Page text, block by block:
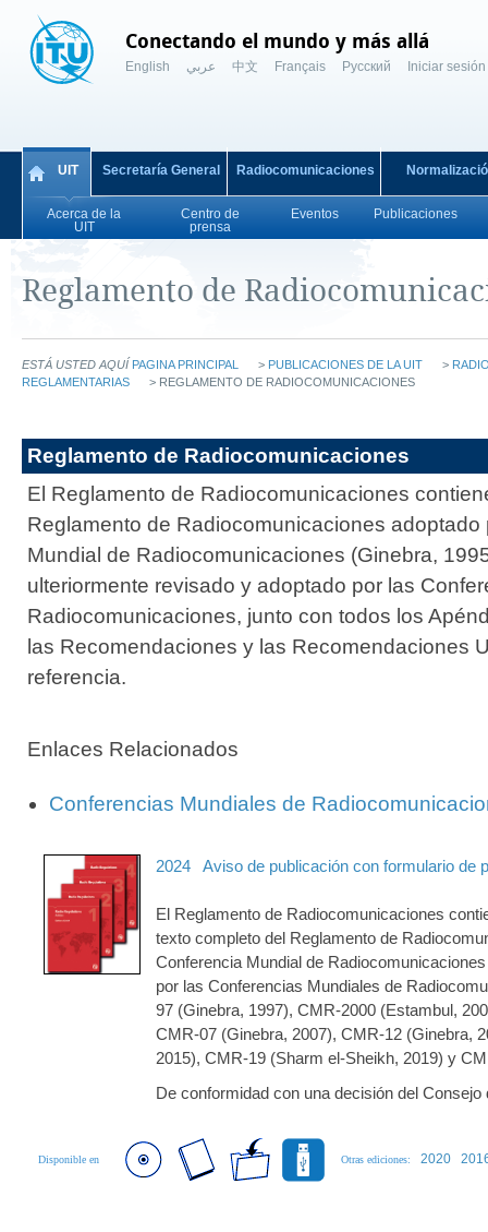
Conectando el mundo y más allá
English عربي 中文 Français Русский Iniciar sesión
UIT
Acerca de la
UIT
Centro de
prensa
Eventos Publicaciones
Secretaría General Radiocomunicaciones
Reglamento de
ESTÁ USTED AQUÍ PAGINA PRINCIPAL > PUBLICACIONES DE LA UIT >
REGLAMENTARIAS
> REGLAMENTO DE RADIOCOMUNICACIONES
Reglamento de Radiocomunicaciones
El Reglamento de Radiocomunicaciones
Reglamento de Radiocomunicaciones adoptado
Mundial de Radiocomunicaciones (Ginebra,
ulteriormente revisado y adoptado por las
Radiocomunicaciones, junto con todos los
las Recomendaciones y las Recomendaciones
referencia.
Enlaces Relacionados
Conferencias Mundiales de
2024 Aviso de publicación con formulario de
El Reglamento de Radiocomunicaciones
texto completo del Reglamento de
Conferencia Mundial de
por las Conferencias Mundiales de
97 (Ginebra, 1997), CMR-2000 (Estambul,
CMR-07 (Ginebra, 2007), CMR-12 (Ginebra,
2015), CMR-19 (Sharm el-Sheikh, 2019) y
De conformidad con una decisión del
Disponible en Otras ediciones: 2020